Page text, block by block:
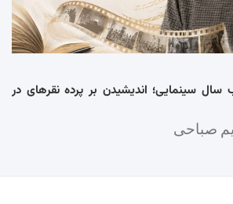
سال سینمایی؛ اندیشیدن بر پرده نقرهای در
صباحی